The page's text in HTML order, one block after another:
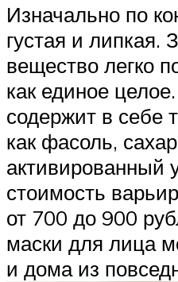
Изначально по
густая и липкая.
вещество легко
как единое
содержит в себе
как фасоль,
активированный
стоимость
от 700 до 900
маски для лица
и дома из